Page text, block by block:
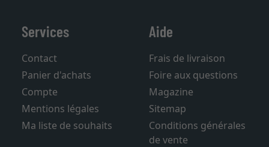
Services
Contact
Panier d'achats
Compte
Mentions légales
Ma liste de souhaits
Aide
Frais de livraison
Foire aux questions
Magazine
Sitemap
Conditions générales
de vente